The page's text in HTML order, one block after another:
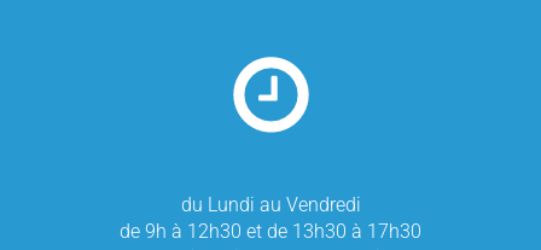
du Lundi au Vendredi
de 9h à 12h30 et de 13h30 à 17h30